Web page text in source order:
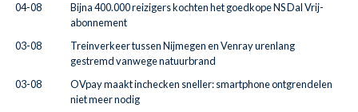
04-08
Bijna 400.000 reizigers kochten het goedkope NS Dal Vrij-
abonnement
03-08
Treinverkeer tussen Nijmegen en Venray urenlang
gestremd vanwege natuurbrand
03-08
OVpay maakt inchecken sneller: smartphone ontgrendelen
niet meer nodig